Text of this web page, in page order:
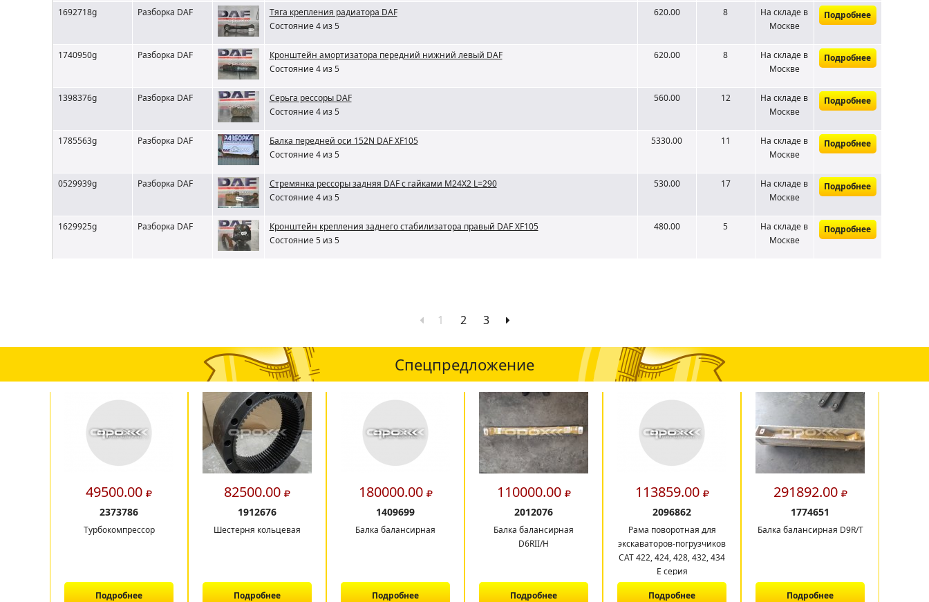
1692718g Разборка DAF
Тяга крепления радиатора DAF
Состояние 4 из 5
620.00 8 На складе в
Москве
Подробнее
1740950g Разборка DAF
Кронштейн амортизатора передний нижний левый DAF
Состояние 4 из 5
620.00 8 На складе в
Москве
Подробнее
1398376g Разборка DAF
Серьга рессоры DAF
Состояние 4 из 5
560.00 12 На складе в
Москве
Подробнее
1785563g Разборка DAF
Балка передней оси 152N DAF XF105
Состояние 4 из 5
5330.00 11 На складе в
Москве
Подробнее
0529939g Разборка DAF
Cтремянка рессоры задняя DAF с гайками M24X2 L=290
Состояние 4 из 5
530.00 17 На складе в
Москве
Подробнее
1629925g Разборка DAF
Кронштейн крепления заднего стабилизатора правый DAF XF105
Состояние 5 из 5
480.00 5 На складе в
Москве
Подробнее
1 2 3
Спецпредложение
49500.00
2373786
Турбокомпрессор
Подробнее
82500.00
1912676
Шестерня кольцевая
Подробнее
180000.00
1409699
Балка балансирная
Подробнее
110000.00
2012076
Балка балансирная
D6RII/H
Подробнее
113859.00
2096862
Рама поворотная для
экскаваторов-погрузчиков
CAT 422, 424, 428, 432, 434
E серия
Подробнее
291892.00
1774651
Балка балансирная D9R/T
Подробнее